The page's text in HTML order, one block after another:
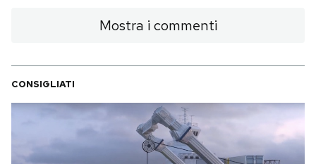
Notifiche mobile
Esci
Mostra i commenti
CONSIGLIATI